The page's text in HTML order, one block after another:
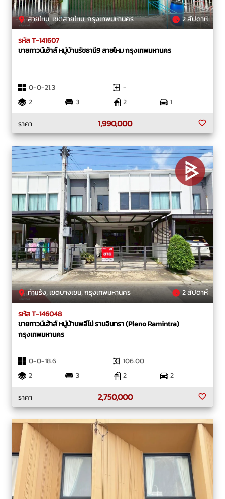
สายไหม, เขตสายไหม, กรุงเทพมหานคร 2 สัปดาห์
รหัส T-141607
ขายทาวน์เฮ้าส์ หมู่บ้านรัชธานี9 สายไหม กรุงเทพมหานคร
0-0-21.3
-
2
3 2
1
ราคา
1,990,000
ท่าแร้ง, เขตบางเขน, กรุงเทพมหานคร 2 สัปดาห์
รหัส T-146048
ขายทาวน์เฮ้าส์ หมู่บ้านพลีโน่ รามอินทรา (Pleno Ramintra)
กรุงเทพมหานคร
0-0-18.6
106.00
2
3 2
2
ราคา
2,750,000